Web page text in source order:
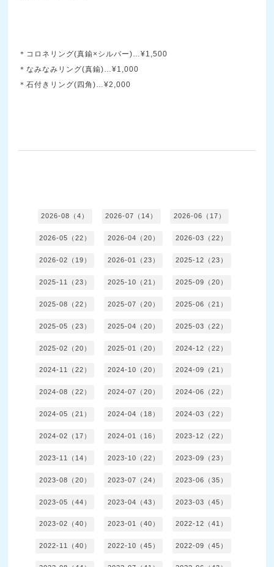
＊コロネリング(真鍮×シルバー)…¥1,500
＊なみなみリング(真鍮)…¥1,000
＊石付きリング(四角)…¥2,000
2026-08（4） 2026-07（14） 2026-06（17）
2026-05（22） 2026-04（20） 2026-03（22）
2026-02（19） 2026-01（23） 2025-12（23）
2025-11（23） 2025-10（21） 2025-09（20）
2025-08（22） 2025-07（20） 2025-06（21）
2025-05（23） 2025-04（20） 2025-03（22）
2025-02（20） 2025-01（20） 2024-12（22）
2024-11（22） 2024-10（20） 2024-09（21）
2024-08（22） 2024-07（20） 2024-06（22）
2024-05（21） 2024-04（18） 2024-03（22）
2024-02（17） 2024-01（16） 2023-12（22）
2023-11（14） 2023-10（22） 2023-09（23）
2023-08（20） 2023-07（24） 2023-06（35）
2023-05（44） 2023-04（43） 2023-03（45）
2023-02（40） 2023-01（40） 2022-12（41）
2022-11（40） 2022-10（45） 2022-09（45）